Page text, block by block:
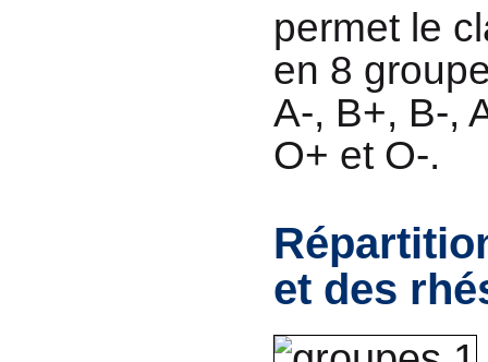
permet le
en 8
A-, B+, B-,
O+ et O-.
et des